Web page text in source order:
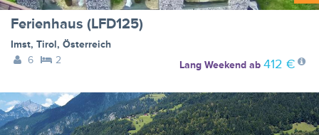
Ferienhaus (LFD125)
Imst, Tirol, Österreich
6
2 Lang Weekendab 412 €